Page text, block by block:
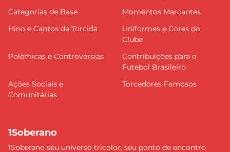
Categorias de Base
Momentos Marcantes
Hino e Cantos da Torcida
Uniformes e Cores do
Clube
Polêmicas e Controvérsias
Contribuições para o
Futebol Brasileiro
Ações Sociais e
Comunitárias
Torcedores Famosos
1Soberano
1Soberano seu universo tricolor, seu ponto de encontro